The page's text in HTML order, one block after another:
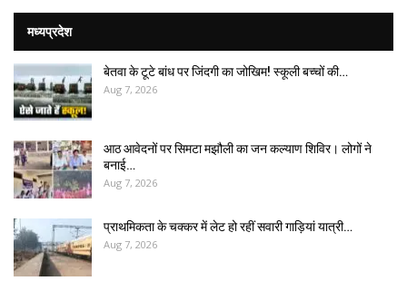
मध्यप्रदेश
बेतवा के टूटे बांध पर जिंदगी का जोखिम! स्कूली बच्चों की…
Aug 7, 2026
आठ आवेदनों पर सिमटा मझौली का जन कल्याण शिविर। लोगों ने
बनाई…
Aug 7, 2026
प्राथमिकता के चक्कर में लेट हो रहीं सवारी गाड़ियां यात्री…
Aug 7, 2026